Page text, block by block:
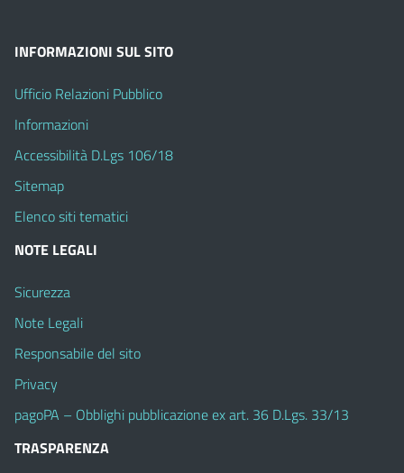
INFORMAZIONI SUL SITO
Ufficio Relazioni Pubblico
Informazioni
Accessibilità D.Lgs 106/18
Sitemap
Elenco siti tematici
NOTE LEGALI
Sicurezza
Note Legali
Responsabile del sito
Privacy
pagoPA – Obblighi pubblicazione ex art. 36 D.Lgs. 33/13
TRASPARENZA